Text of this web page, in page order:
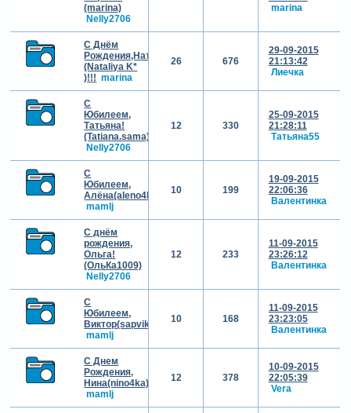
(marina)
Nelly2706
marina
С Днём
Рождения,Наташа
(Nataliya K*
)!!! marina
26 676
29-09-2015
21:13:42
Лиечка
С
Юбилеем,
Татьяна!
(Tatiana.sama)
Nelly2706
12 330
25-09-2015
21:28:11
Татьяна55
С
Юбилеем,
Алёна(aleno4ka)!!!
mamlj
10 199
19-09-2015
22:06:36
Валентинка
С днём
рождения,
Ольга!
(ОльКа1009)
Nelly2706
12 233
11-09-2015
23:26:12
Валентинка
С
Юбилеем,
Виктор(sapvik)!!!
mamlj
10 168
11-09-2015
23:23:05
Валентинка
С Днем
Рождения,
Нина(nino4ka)!!!
mamlj
12 378
10-09-2015
22:05:39
Vera